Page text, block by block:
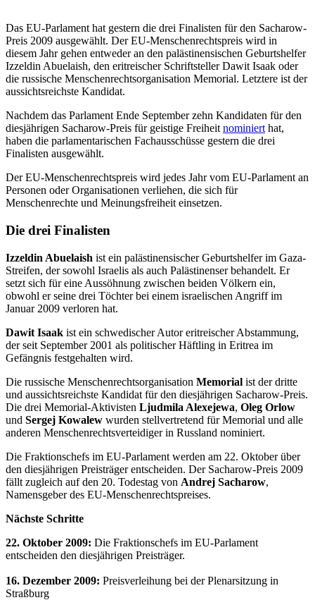
Das EU-Parlament hat gestern die drei Finalisten für den Sacharow-
Preis 2009 ausgewählt. Der EU-Menschenrechtspreis wird in
diesem Jahr gehen entweder an den palästinensischen Geburtshelfer
Izzeldin Abuelaish, den eritreischer Schriftsteller Dawit Isaak oder
die russische Menschenrechtsorganisation Memorial. Letztere ist der
aussichtsreichste Kandidat.
Nachdem das Parlament Ende September zehn Kandidaten für den
diesjährigen Sacharow-Preis für geistige Freiheit nominiert hat,
haben die parlamentarischen Fachausschüsse gestern die drei
Finalisten ausgewählt.
Der EU-Menschenrechtspreis wird jedes Jahr vom EU-Parlament an
Personen oder Organisationen verliehen, die sich für
Menschenrechte und Meinungsfreiheit einsetzen.
Die drei Finalisten
Izzeldin Abuelaish ist ein palästinensischer Geburtshelfer im Gaza-
Streifen, der sowohl Israelis als auch Palästinenser behandelt. Er
setzt sich für eine Aussöhnung zwischen beiden Völkern ein,
obwohl er seine drei Töchter bei einem israelischen Angriff im
Januar 2009 verloren hat.
Dawit Isaak ist ein schwedischer Autor eritreischer Abstammung,
der seit September 2001 als politischer Häftling in Eritrea im
Gefängnis festgehalten wird.
Die russische Menschenrechtsorganisation Memorial ist der dritte
und aussichtsreichste Kandidat für den diesjährigen Sacharow-Preis.
Die drei Memorial-Aktivisten Ljudmila Alexejewa, Oleg Orlow
und Sergej Kowalew wurden stellvertretend für Memorial und alle
anderen Menschenrechtsverteidiger in Russland nominiert.
Die Fraktionschefs im EU-Parlament werden am 22. Oktober über
den diesjährigen Preisträger entscheiden. Der Sacharow-Preis 2009
fällt zugleich auf den 20. Todestag von Andrej Sacharow,
Namensgeber des EU-Menschenrechtspreises.
Nächste Schritte
22. Oktober 2009: Die Fraktionschefs im EU-Parlament
entscheiden den diesjährigen Preisträger.
16. Dezember 2009: Preisverleihung bei der Plenarsitzung in
Straßburg